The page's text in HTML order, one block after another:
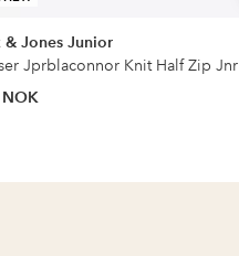
& Jones Junior
Jprblaconnor Knit Half Zip Jnr